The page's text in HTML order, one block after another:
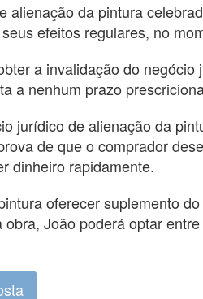
alienação da pintura
efeitos regulares, no
a invalidação do
a nenhum prazo
jurídico de alienação da
de que o comprador
dinheiro rapidamente.
oferecer suplemento
João poderá optar